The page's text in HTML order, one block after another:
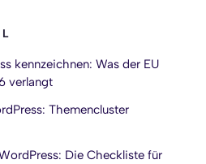
kennzeichnen: Was der EU
verlangt
Themencluster
Die Checkliste für